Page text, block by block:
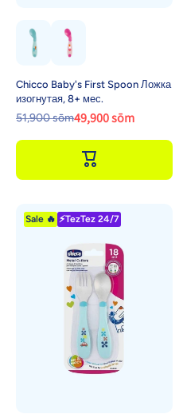
Chicco Baby's First Spoon Ложка
изогнутая, 8+ мес.
51,900 sōm49,900 sōm
Sale 🔥 ⚡TezTez 24/7